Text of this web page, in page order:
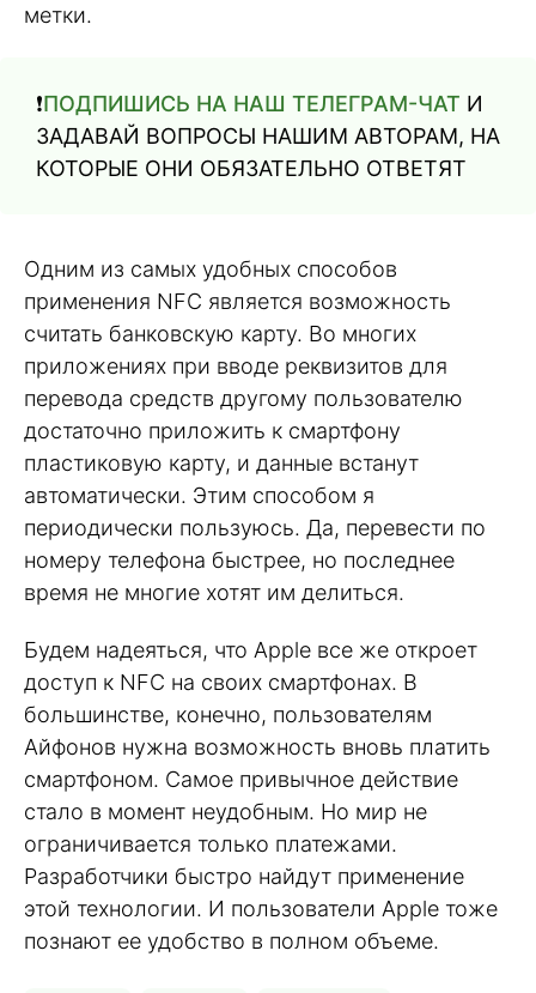
метки.
❗️ПОДПИШИСЬ НА НАШ ТЕЛЕГРАМ-ЧАТ И
ЗАДАВАЙ ВОПРОСЫ НАШИМ АВТОРАМ, НА
КОТОРЫЕ ОНИ ОБЯЗАТЕЛЬНО ОТВЕТЯТ
Одним из самых удобных способов
применения NFC является возможность
считать банковскую карту. Во многих
приложениях при вводе реквизитов для
перевода средств другому пользователю
достаточно приложить к смартфону
пластиковую карту, и данные встанут
автоматически. Этим способом я
периодически пользуюсь. Да, перевести по
номеру телефона быстрее, но последнее
время не многие хотят им делиться.
Будем надеяться, что Apple все же откроет
доступ к NFC на своих смартфонах. В
большинстве, конечно, пользователям
Айфонов нужна возможность вновь платить
смартфоном. Самое привычное действие
стало в момент неудобным. Но мир не
ограничивается только платежами.
Разработчики быстро найдут применение
этой технологии. И пользователи Apple тоже
познают ее удобство в полном объеме.